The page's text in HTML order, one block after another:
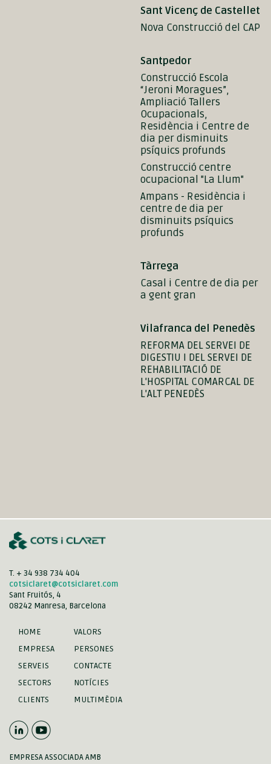
Sant Vicenç de Castellet
Nova Construcció del CAP
Santpedor
Construcció Escola
“Jeroni Moragues”,
Ampliació Tallers
Ocupacionals,
Residència i Centre de
dia per disminuits
psíquics profunds
Construcció centre
ocupacional "La Llum"
Ampans - Residència i
centre de dia per
disminuits psíquics
profunds
Tàrrega
Casal i Centre de dia per
a gent gran
Vilafranca del Penedès
REFORMA DEL SERVEI DE
DIGESTIU I DEL SERVEI DE
REHABILITACIÓ DE
L'HOSPITAL COMARCAL DE
L'ALT PENEDÈS
T. + 34 938 734 404
cotsiclaret@cotsiclaret.com
Sant Fruitós, 4
08242 Manresa, Barcelona
HOME
EMPRESA
SERVEIS
SECTORS
CLIENTS
VALORS
PERSONES
CONTACTE
NOTÍCIES
MULTIMÈDIA
EMPRESA ASSOCIADA AMB